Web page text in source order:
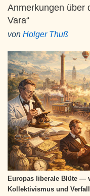
Anmerkungen über
Vara“
von Holger Thuß
Europas liberale Blüte —
Kollektivismus und